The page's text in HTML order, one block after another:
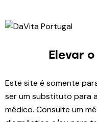
Elevar
Este site é somente
ser um substituto para
médico. Consulte um